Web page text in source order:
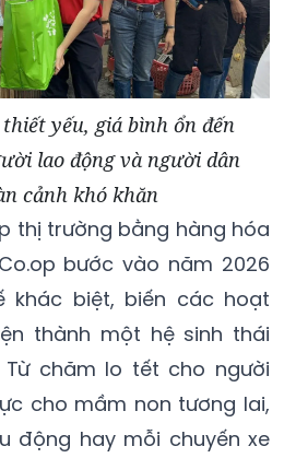
yếu, giá bình ổn đến
lao động và người dân
cảnh khó khăn
thị trường bằng hàng hóa
bước vào năm 2026
khác biệt, biến các hoạt
thành một hệ sinh thái
chăm lo tết cho người
cho mầm non tương lai,
động hay mỗi chuyến xe